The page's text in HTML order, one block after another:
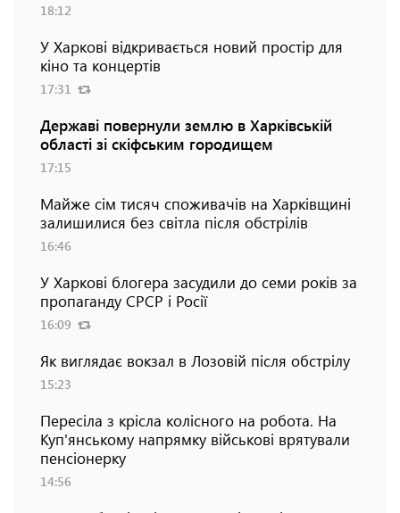
18:12
У Харкові відкривається новий простір для
кіно та концертів
17:31
Державі повернули землю в Харківській
області зі скіфським городищем
17:15
Майже сім тисяч споживачів на Харківщині
залишилися без світла після обстрілів
16:46
У Харкові блогера засудили до семи років за
пропаганду СРСР і Росії
16:09
Як виглядає вокзал в Лозовій після обстрілу
15:23
Пересіла з крісла колісного на робота. На
Куп'янському напрямку військові врятували
пенсіонерку
14:56